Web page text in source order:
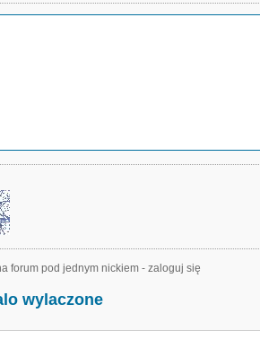
forum pod jednym nickiem - zaloguj się
wylaczone